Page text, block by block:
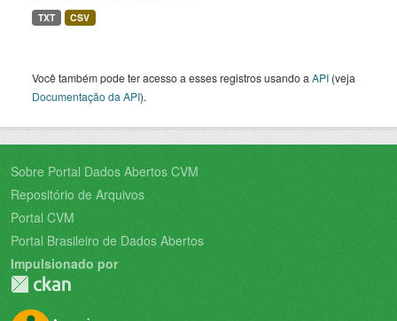
TXT CSV
Você também pode ter acesso a esses registros usando a API (veja
Documentação da API).
Sobre Portal Dados Abertos CVM
Repositório de Arquivos
Portal CVM
Portal Brasileiro de Dados Abertos
Impulsionado por